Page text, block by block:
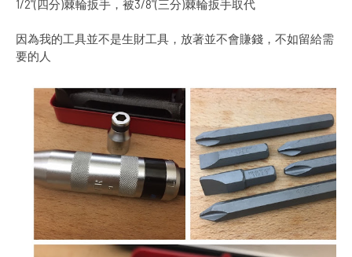
1/2"(四分)棘輪扳手，被3/8"(三分)棘輪扳手取代
因為我的工具並不是生財工具，放著並不會賺錢，不如留給需
要的人